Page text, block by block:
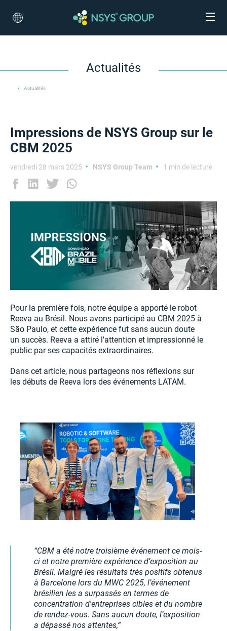
Actualités
Actualités
Impressions de NSYS Group sur le
CBM 2025
vendredi 28 mars 2025 NSYS Group Team 1 min de lecture
Pour la première fois, notre équipe a apporté le robot
Reeva au Brésil. Nous avons participé au CBM 2025 à
São Paulo, et cette expérience fut sans aucun doute
un succès. Reeva a attiré l'attention et impressionné le
public par ses capacités extraordinaires.
Dans cet article, nous partageons nos réflexions sur
les débuts de Reeva lors des événements LATAM.
CBM a été notre troisième événement ce mois-
ci et notre première expérience d’exposition au
Brésil. Malgré les résultats très positifs obtenus
à Barcelone lors du MWC 2025, l’événement
brésilien les a surpassés en termes de
concentration d'entreprises cibles et du nombre
de rendez-vous. Sans aucun doute, l’exposition
a dépassé nos attentes,